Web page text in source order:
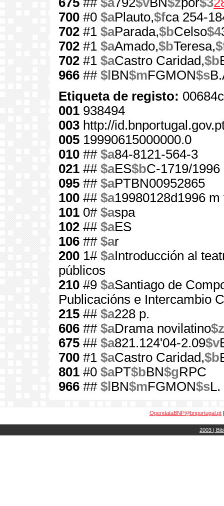
700 #0 $aPlauto,$fca 254-
702 #1 $aParada,$bCelso$4
702 #1 $aAmado,$bTeresa,
702 #1 $aCastro Caridad,$b
966 ## $l BN$mFGMON$s
Etiqueta de registo:
001 938494
003 http://
005 19990615000000.0
010 ## $a84-8121-564-3
021 ## $aES$bC-1719/1996
095 ## $aPTBN00952865
100 ## $a19980128d1996
101 0# $aspa
102 ## $aES
106 ## $ar
200 1# $aIntroducción al
públicos
210 #9 $aSantiago de
Publicacións e Intercambio
215 ## $a228 p.
606 ## $aDrama novilatino$z
675 ## $a821.124'04-2.09$v
700 #1 $aCastro Caridad,$b
801 #0 $aPT$bBN$gRPC
966 ## $l BN$mFGMON$sL.
OpendataBNP@bnportugal.pt
2003 |